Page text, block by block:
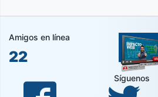
Amigos en línea
22
Síguenos